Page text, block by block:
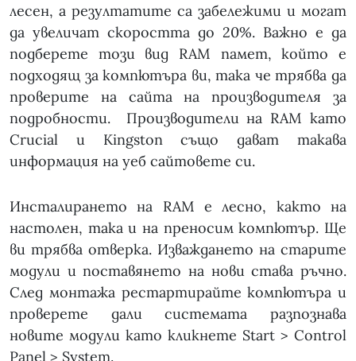
лесен, а резултатите са забележими и могат
да увеличат скоростта до 20%. Важно е да
подберете този вид RAM памет, който е
подходящ за компютъра ви, така че трябва да
проверите на сайта на производителя за
подробности. Производители на RAM като
Crucial и Kingston също дават такава
информация на уеб сайтовете си.
Инсталирането на RAM е лесно, както на
настолен, така и на преносим компютър. Ще
ви трябва отверка. Изваждането на старите
модули и поставянето на нови става ръчно.
След монтажа рестартирайте компютъра и
проверете дали системата разпознава
новите модули като кликнете Start > Control
Panel > System.